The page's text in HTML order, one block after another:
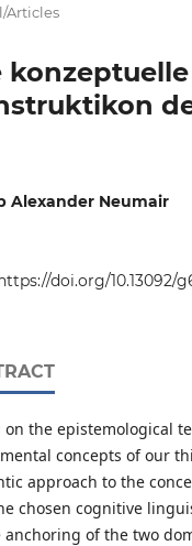
Articles
Alexander Neumair
doi.org/10.13092/
on the epistemological
concepts of our
approach to the
chosen cognitive
anchoring of the two